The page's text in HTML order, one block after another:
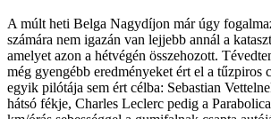
A múlt heti Belga Nagydíjon már úgy
számára nem igazán van lejjebb annál a
amelyet azon a hétvégén összehozott.
még gyengébb eredményeket ért el a tűzpiros
egyik pilótája sem ért célba: Sebastian
hátsó fékje, Charles Leclerc pedig a